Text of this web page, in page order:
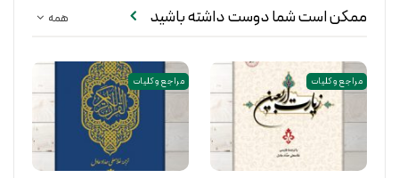
همه ممکن است شما دوست داشته باشید
مراجع و کلیات مراجع و کلیات